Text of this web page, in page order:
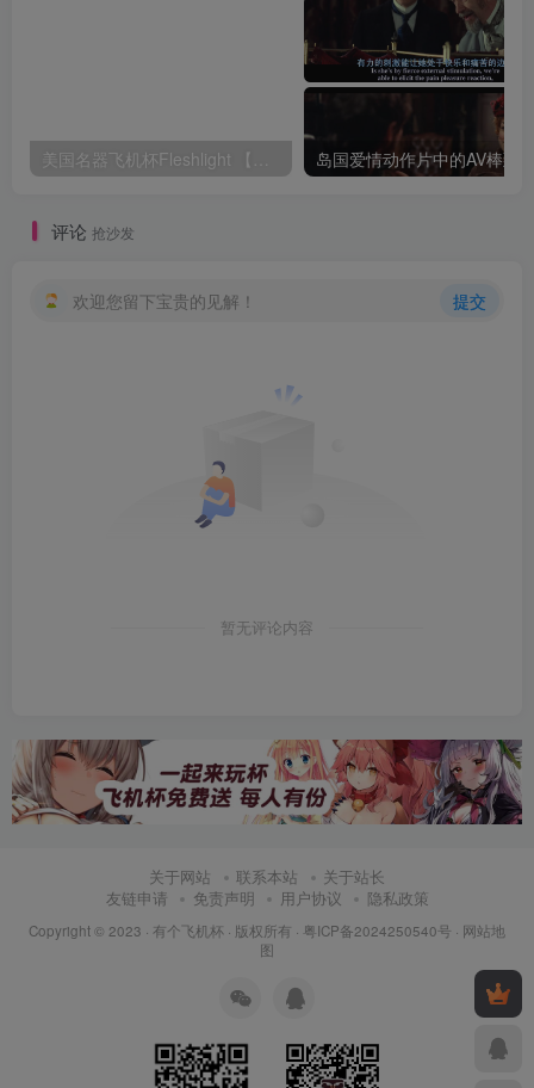
美国名器飞机杯Fleshlight 【Quickshot-Vantage 双头飞机杯】完全评测
评论 抢沙发
欢迎您留下宝贵的见解！ 提交
暂无评论内容
关于网站 联系本站
关于站长
友链申请
免责声明 用户协议 隐私政策
Copyright © 2023 · 有个飞机杯 · 版权所有 · 粤ICP备2024250540号 · 网站地
图